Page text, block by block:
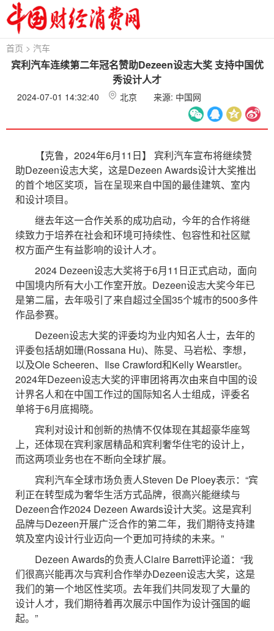
首页 > 汽车
宾利汽车连续第二年冠名赞助Dezeen设志大奖 支持中国优
秀设计人才
2024-07-01 14:32:40 北京 来源: 中国网
【克鲁，2024年6月11日】 宾利汽车宣布将继续赞
助Dezeen设志大奖，这是Dezeen Awards设计大奖推出
的首个地区奖项，旨在呈现来自中国的最佳建筑、室内
和设计项目。
继去年这一合作关系的成功启动，今年的合作将继
续致力于培养在社会和环境可持续性、包容性和社区赋
权方面产生有益影响的设计人才。
2024 Dezeen设志大奖将于6月11日正式启动，面向
中国境内所有大小工作室开放。Dezeen设志大奖今年已
是第二届，去年吸引了来自超过全国35个城市的500多件
作品参赛。
Dezeen设志大奖的评委均为业内知名人士，去年的
评委包括胡如珊(Rossana Hu)、陈旻、马岩松、李想，
以及Ole Scheeren、Ilse Crawford和Kelly Wearstler。
2024年Dezeen设志大奖的评审团将再次由来自中国的设
计界名人和在中国工作过的国际知名人士组成，评委名
单将于6月底揭晓。
宾利对设计和创新的热情不仅体现在其超豪华座驾
上，还体现在宾利家居精品和宾利奢华住宅的设计上，
而这两项业务也在不断向全球扩展。
宾利汽车全球市场负责人Steven De Ploey表示：“宾
利正在转型成为奢华生活方式品牌，很高兴能继续与
Dezeen合作2024 Dezeen Awards设计大奖。这是宾利
品牌与Dezeen开展广泛合作的第二年，我们期待支持建
筑及室内设计行业迈向一个更加可持续的未来。”
Dezeen Awards的负责人Claire Barrett评论道：“我
们很高兴能再次与宾利合作举办Dezeen设志大奖，这是
我们的第一个地区性奖项。去年我们共同发现了大量的
设计人才，我们期待着再次展示中国作为设计强国的崛
起。”